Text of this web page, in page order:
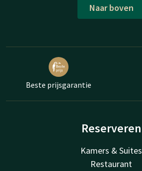
Naar boven
Beste prijsgarantie
Reserveren
Kamers & Suites
Restaurant